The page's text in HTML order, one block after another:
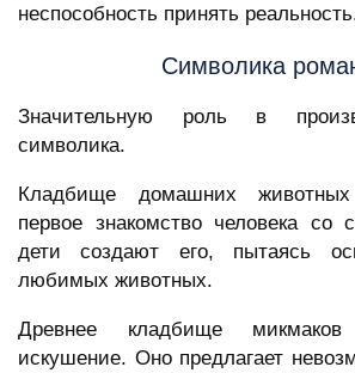
неспособность принять
Символика
Значительную роль в
символика.
Кладбище домашних животных
первое знакомство человека со
дети создают его, пытаясь
любимых животных.
Древнее кладбище микмаков
искушение. Оно предлагает